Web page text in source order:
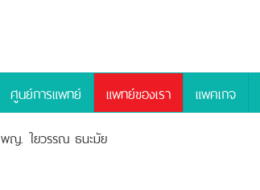
ศูนย์การแพทย์ แพทย์ของเรา แพคเกจ
พญ. ใยวรรณ ธนะมัย